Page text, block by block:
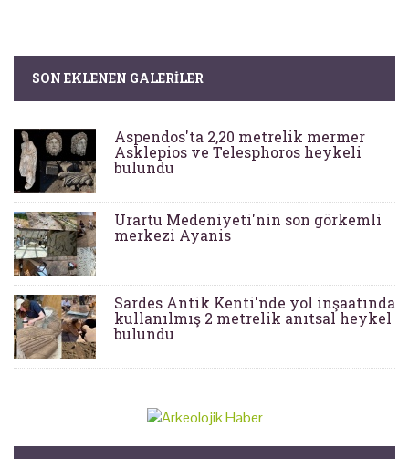
SON EKLENEN GALERILER
Aspendos'ta 2,20 metrelik mermer
Asklepios ve Telesphoros heykeli
bulundu
Urartu Medeniyeti'nin son görkemli
merkezi Ayanis
Sardes Antik Kenti'nde yol inşaatında
kullanılmış 2 metrelik anıtsal heykel
bulundu